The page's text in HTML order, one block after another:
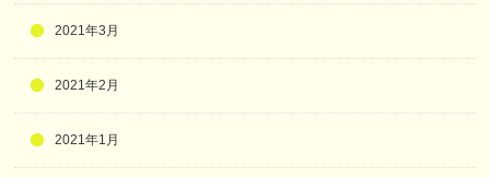
2021年3月
2021年2月
2021年1月